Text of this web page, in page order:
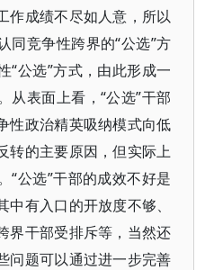
作成绩不尽如人意，所以
同竞争性跨界的“公选”方
“公选”方式，由此形成一
从表面上看，“公选”干部
性政治精英吸纳模式向低
转的主要原因，但实际上
“公选”干部的成效不好是
有入口的开放度不够、
界干部受排斥等，当然还
问题可以通过进一步完善